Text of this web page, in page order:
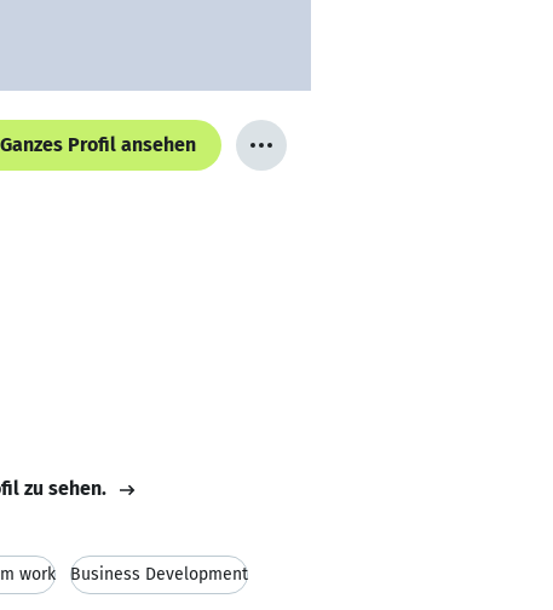
Ganzes Profil ansehen
zu sehen.
work Business Development